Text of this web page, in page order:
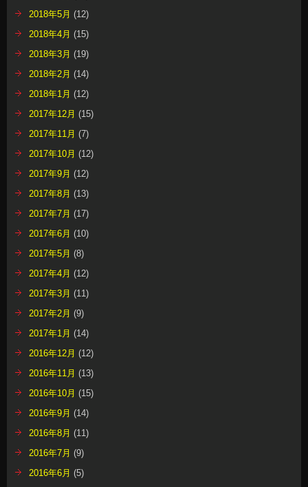
2018年5月 (12)
2018年4月 (15)
2018年3月 (19)
2018年2月 (14)
2018年1月 (12)
2017年12月 (15)
2017年11月 (7)
2017年10月 (12)
2017年9月 (12)
2017年8月 (13)
2017年7月 (17)
2017年6月 (10)
2017年5月 (8)
2017年4月 (12)
2017年3月 (11)
2017年2月 (9)
2017年1月 (14)
2016年12月 (12)
2016年11月 (13)
2016年10月 (15)
2016年9月 (14)
2016年8月 (11)
2016年7月 (9)
2016年6月 (5)